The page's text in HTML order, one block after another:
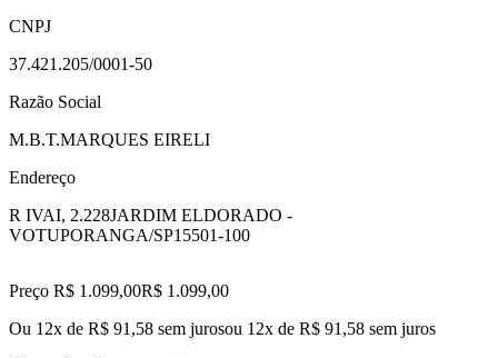
CNPJ
37.421.205/0001-50
Razão Social
M.B.T.MARQUES EIRELI
Endereço
R IVAI, 2.228JARDIM ELDORADO -
VOTUPORANGA/SP15501-100
Preço R$ 1.099,00R$ 1.099,00
Ou 12x de R$ 91,58 sem jurosou 12x de R$ 91,58 sem juros